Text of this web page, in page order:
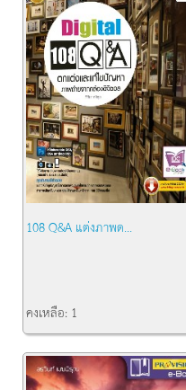
108 Q&A แต่งภาพด...
คงเหลือ: 1